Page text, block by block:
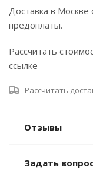
Доставка в Москве
предоплаты.
Рассчитать
ссылке
Рассчитать
Отзывы
Задать